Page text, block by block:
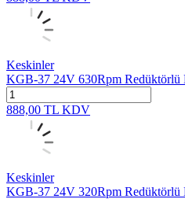
Keskinler
KGB-37 24V 630Rpm Redüktörlü
888,00 TL KDV
Keskinler
KGB-37 24V 320Rpm Redüktörlü